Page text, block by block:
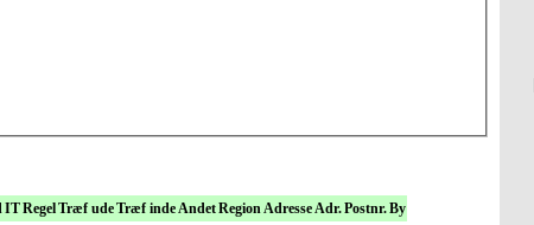
ITRegelTræf udeTræf inde AndetRegion Adresse Adr.Postnr.By